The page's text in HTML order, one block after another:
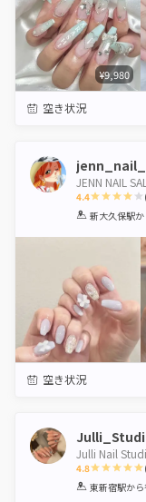
¥9,980
空き状況
JENN NAIL
4.4
1 2 3 4 5
新大久保駅
空き状況
Julli Nail
4.8
1 2 3 4 5
東新宿駅か